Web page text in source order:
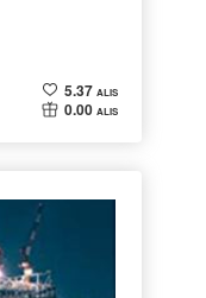
5.37 ALIS
0.00 ALIS